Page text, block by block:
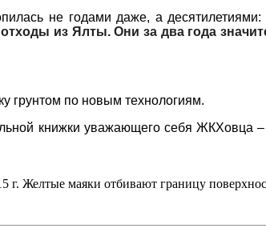
не годами даже, а десятилетиями:
из Ялты. Они за два года
грунтом по новым технологиям.
книжки уважающего себя ЖКХовца
г. Желтые маяки отбивают границу